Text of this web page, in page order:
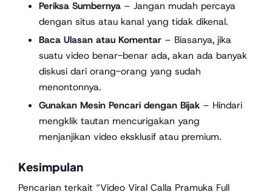
Periksa Sumbernya– Jangan mudah percaya
dengan situs atau kanal yang tidak dikenal.
Baca Ulasan atau Komentar– Biasanya, jika
suatu video benar-benar ada, akan ada banyak
diskusi dari orang-orang yang sudah
menontonnya.
Gunakan Mesin Pencari dengan Bijak– Hindari
mengklik tautan mencurigakan yang
menjanjikan video eksklusif atau premium.
Kesimpulan
Pencarian terkait “Video Viral Calla Pramuka Full